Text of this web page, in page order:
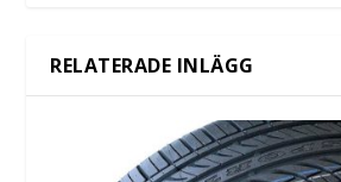
RELATERADE INLÄGG